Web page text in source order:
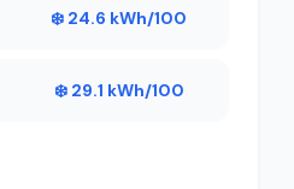
❄️ 24.6 kWh/100
❄️ 29.1 kWh/100